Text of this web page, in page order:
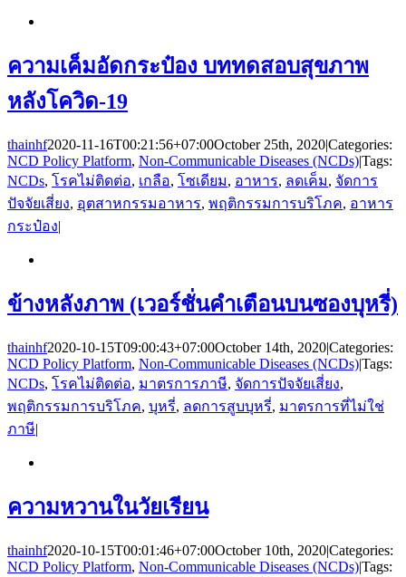
ความเค็มอัดกระป๋อง บททดสอบสุขภาพ
หลังโควิด-19
thainhf2020-11-16T00:21:56+07:00October 25th, 2020|Categories:
NCD Policy Platform, Non-Communicable Diseases (NCDs)|Tags:
NCDs, โรคไม่ติดต่อ, เกลือ, โซเดียม, อาหาร, ลดเค็ม, จัดการ
ปัจจัยเสี่ยง, อุตสาหกรรมอาหาร, พฤติกรรมการบริโภค, อาหาร
กระป๋อง|
ข้างหลังภาพ (เวอร์ชั่นคำเตือนบนซองบุหรี่)
thainhf2020-10-15T09:00:43+07:00October 14th, 2020|Categories:
NCD Policy Platform, Non-Communicable Diseases (NCDs)|Tags:
NCDs, โรคไม่ติดต่อ, มาตรการภาษี, จัดการปัจจัยเสี่ยง,
พฤติกรรมการบริโภค, บุหรี่, ลดการสูบบุหรี่, มาตรการที่ไม่ใช่
ภาษี|
ความหวานในวัยเรียน
thainhf2020-10-15T00:01:46+07:00October 10th, 2020|Categories:
NCD Policy Platform, Non-Communicable Diseases (NCDs)|Tags: